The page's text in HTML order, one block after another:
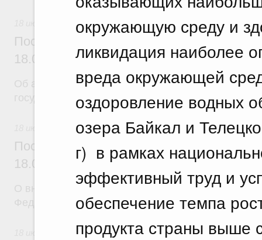
окружающую среду и
ликвидация наиболее
вреда окружающей
оздоровление водных
озера Байкал и
г) в рамках
эффективный труд и
обеспечение темпа
продукта страны выше
Постановление Правительства
18.07.2026 г. № 904
Об авансировании
государственных контрактов
Постановление Правительства
18.07.2026 г. № 909
О внесении изменения в постановление
Федерации от 17 февраля 2024 г. № 179